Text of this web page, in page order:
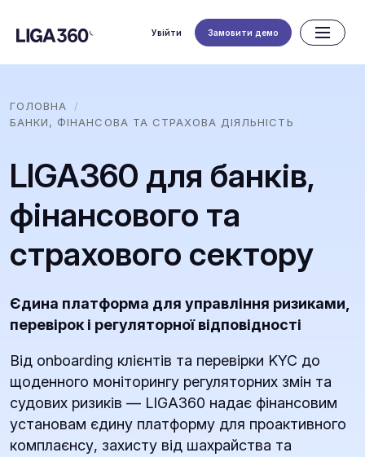
Увійти Замовити демо
ГОЛОВНА
БАНКИ, ФІНАНСОВА ТА СТРАХОВА ДІЯЛЬНІСТЬ
LIGA360 для банків,
фінансового та
страхового сектору
Єдина платформа для управління ризиками,
перевірок і регуляторної відповідності
Від onboarding клієнтів та перевірки KYC до
щоденного моніторингу регуляторних змін та
судових ризиків — LIGA360 надає фінансовим
установам єдину платформу для проактивного
комплаєнсу, захисту від шахрайства та